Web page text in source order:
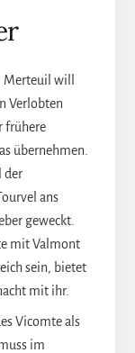
Merteuil will
Verlobten
frühere
übernehmen.
der
ans
geweckt.
mit Valmont
sein, bietet
mit ihr.
Vicomte als
im